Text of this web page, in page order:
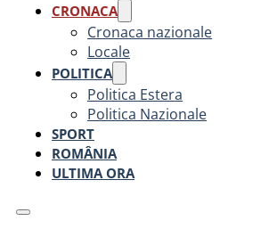
CRONACA
Cronaca nazionale
Locale
POLITICA
Politica Estera
Politica Nazionale
SPORT
ROMÂNIA
ULTIMA ORA